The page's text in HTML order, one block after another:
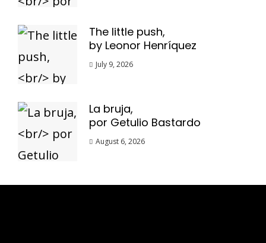
The little push,
by Leonor Henríquez
July 9, 2026
La bruja,
por Getulio Bastardo
August 6, 2026